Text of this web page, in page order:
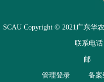
SCAU Copyright © 2021广东华
联系电话
邮
管理登录 备案